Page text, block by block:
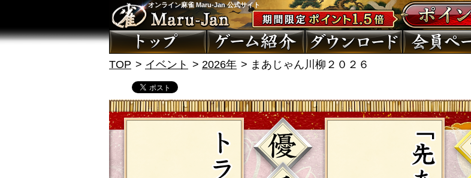
オンライン麻雀 Maru-Jan 公式サイト
TOP イベント 2026年 まあじゃん川柳２０２６